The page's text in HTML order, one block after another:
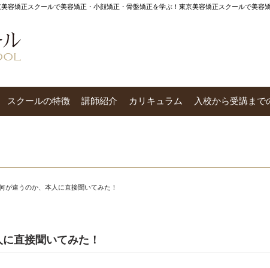
容矯正スクールで美容矯正・小顔矯正・骨盤矯正を学ぶ！東京美容矯正スクールで美容
スクールの特徴 講師紹介 カリキュラム 入校から受講まで
が違うのか、本人に直接聞いてみた！
直接聞いてみた！